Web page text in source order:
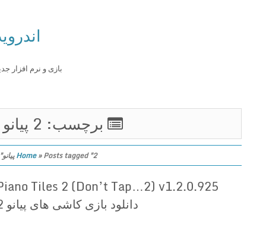
اندروید
بازی و نرم افزار جدید
برچسب: 2 پیانو
Home»Posts tagged "2 پیانو"
Piano Tiles 2 (Don’t Tap…2) v1.2.0.925
دانلود بازی کاشی های پیانو 2